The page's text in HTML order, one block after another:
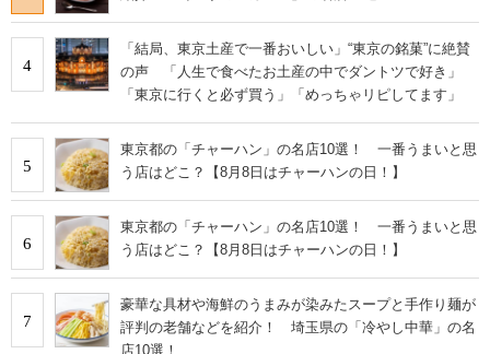
4
「結局、東京土産で一番おいしい」“東京の銘菓”に絶賛
の声 「人生で食べたお土産の中でダントツで好き」
「東京に行くと必ず買う」「めっちゃリピしてます」
5
東京都の「チャーハン」の名店10選！ 一番うまいと思
う店はどこ？【8月8日はチャーハンの日！】
6
東京都の「チャーハン」の名店10選！ 一番うまいと思
う店はどこ？【8月8日はチャーハンの日！】
7
豪華な具材や海鮮のうまみが染みたスープと手作り麺が
評判の老舗などを紹介！ 埼玉県の「冷やし中華」の名
店10選！